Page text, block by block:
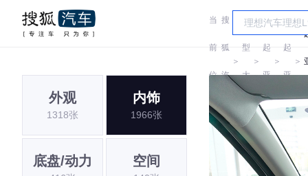
当
前
位
置:
搜
狐
汽
＞
车
型
大
全
＞
起
亚
＞
起
亚
＞
外观
1318张
内饰
1966张
底盘/动力 空间